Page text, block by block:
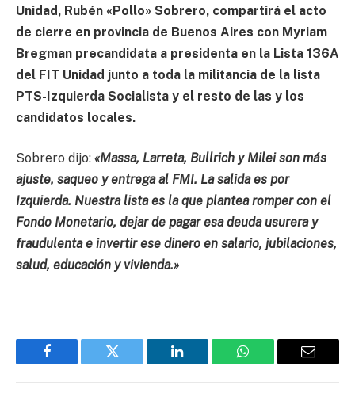
Unidad, Rubén «Pollo» Sobrero, compartirá el acto
de cierre en provincia de Buenos Aires con Myriam
Bregman precandidata a presidenta en la Lista 136A
del FIT Unidad junto a toda la militancia de la lista
PTS-Izquierda Socialista y el resto de las y los
candidatos locales.
Sobrero dijo: «Massa, Larreta, Bullrich y Milei son más
ajuste, saqueo y entrega al FMI. La salida es por
Izquierda. Nuestra lista es la que plantea romper con el
Fondo Monetario, dejar de pagar esa deuda usurera y
fraudulenta e invertir ese dinero en salario, jubilaciones,
salud, educación y vivienda.»
Facebook Twitter LinkedIn WhatsApp Email